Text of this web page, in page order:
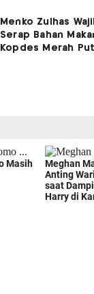
Menko Zulhas
Serap Bahan
Kopdes Merah